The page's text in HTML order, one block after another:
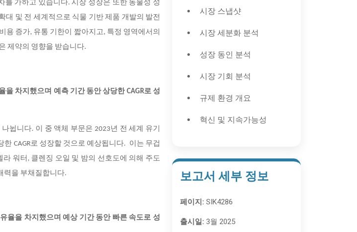
를 가하고 있습니다. 시장 성장은 또한 동물성 성
대 및 전 세계적으로 식물 기반 제품 개발의 발전
용 증가, 유통 기한이 짧아지고, 특정 영역에서의
제약의 영향을 받습니다.
차지했으며 예측 기간 동안 상당한 CAGR로 성
뉩니다. 이 중 액체 부문은 2023년 전 세계 유기
CAGR로 성장할 것으로 예상됩니다. 이는 무겁
워터, 클렌징 오일 및 밤의 선호도에 의해 주도
력을 부채질합니다.
율을 차지했으며 예상 기간 동안 빠른 속도로 성
시장 스냅샷
시장 세분화 분석
성장 동인 분석
시장 기회 분석
규제 환경 개요
혁신 및 지속가능성
보고서 세부 정보
페이지: SIK4286
출시일: 3월 2025